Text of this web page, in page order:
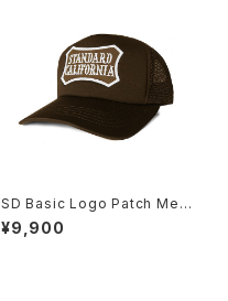
SD Basic Logo Patch Mesh
Cap
¥9,900